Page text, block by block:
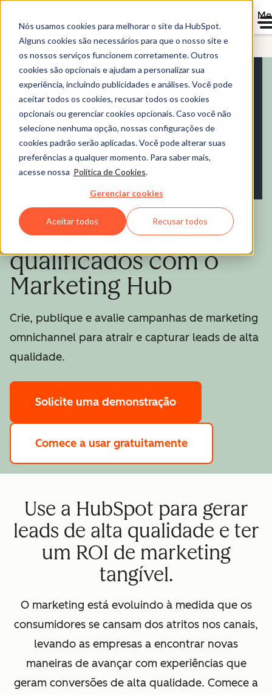
Nós usamos cookies para melhorar o site da HubSpot.
Alguns cookies são necessários para que o nosso site e
os nossos serviços funcionem corretamente. Outros
cookies são opcionais e ajudam a personalizar sua
experiência, incluindo publicidades e análises. Você pode
aceitar todos os cookies, recusar todos os cookies
opcionais ou gerenciar cookies opcionais. Caso você não
selecione nenhuma opção, nossas configurações de
cookies padrão serão aplicadas. Você pode alterar suas
preferências a qualquer momento. Para saber mais,
acesse nossa Política de Cookies.
Gerenciar cookies
Aceitar todos Recusar todos
Gere leads mais
qualificados com o
Marketing Hub
Crie, publique e avalie campanhas de marketing
omnichannel para atrair e capturar leads de alta
qualidade.
Solicite uma demonstração
Comece a usar gratuitamente
Use a HubSpot para gerar
leads de alta qualidade e ter
um ROI de marketing
tangível.
O marketing está evoluindo à medida que os
consumidores se cansam dos atritos nos canais,
levando as empresas a encontrar novas
maneiras de avançar com experiências que
geram conversões de alta qualidade. Comece a